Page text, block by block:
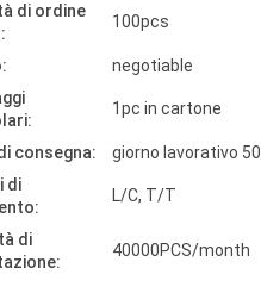
di ordine
100pcs
negotiable
1pc in cartone
consegna:
giorno lavorativo 50
di
L/C, T/T
di
40000PCS/month